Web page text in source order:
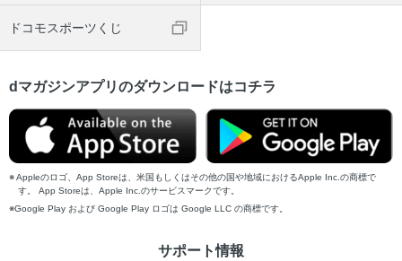
ドコモスポーツくじ
dマガジンアプリのダウンロードはコチラ
Appleのロゴ、App Storeは、米国もしくはその他の国や地域におけるApple Inc.の商標で
す。 App Storeは、Apple Inc.のサービスマークです。
Google Play および Google Play ロゴは Google LLC の商標です。
サポート情報